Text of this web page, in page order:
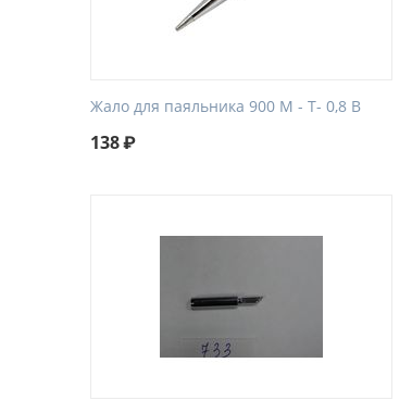
Жало для паяльника 900 М - Т- 0,8 B
138₽